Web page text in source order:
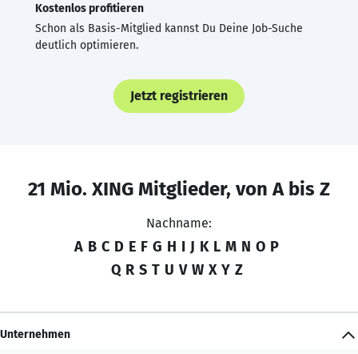
Kostenlos profitieren
Schon als Basis-Mitglied kannst Du Deine Job-Suche
deutlich optimieren.
Jetzt registrieren
21 Mio. XING Mitglieder, von A bis Z
Nachname:
A B C D E F G H I J K L M N O P
Q R S T U V W X Y Z
Unternehmen